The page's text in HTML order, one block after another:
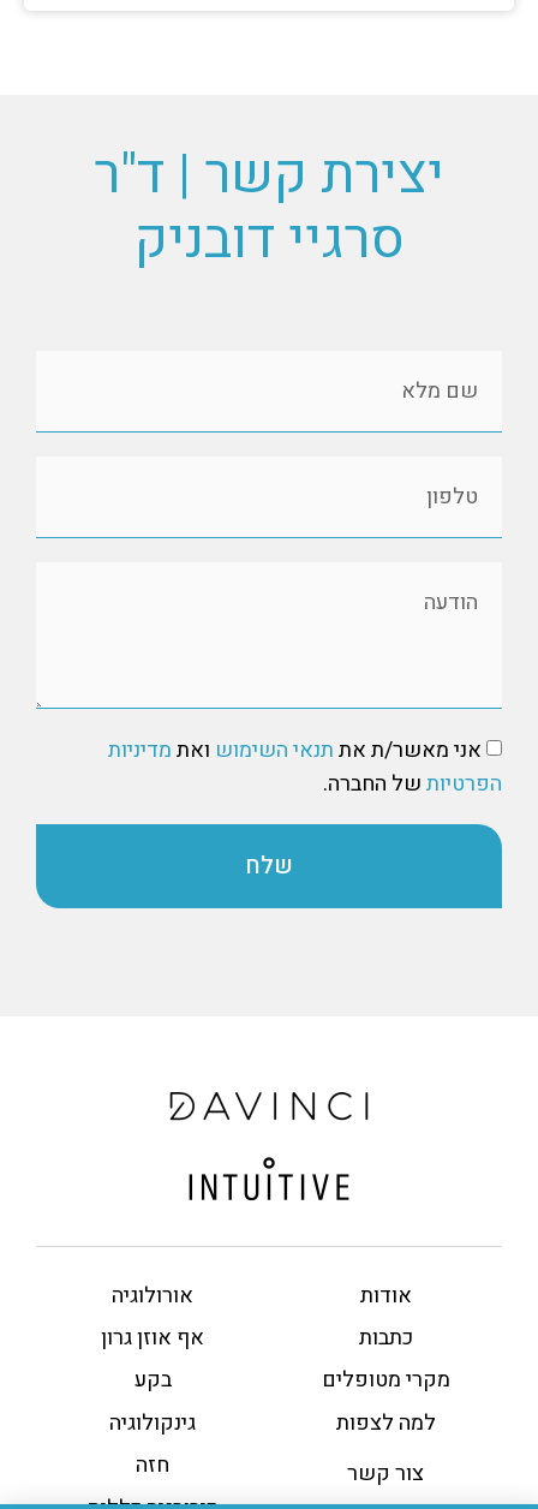
יצירת קשר | ד"ר
סרגיי דובניק
אני מאשר/ת אתתנאי השימוש ואתמדיניות
הפרטיותשל החברה.
שלח
אודות
כתבות
מקרי מטופלים
למה לצפות
צור קשר
אורולוגיה
אף אוזן גרון
בקע
גינקולוגיה
חזה